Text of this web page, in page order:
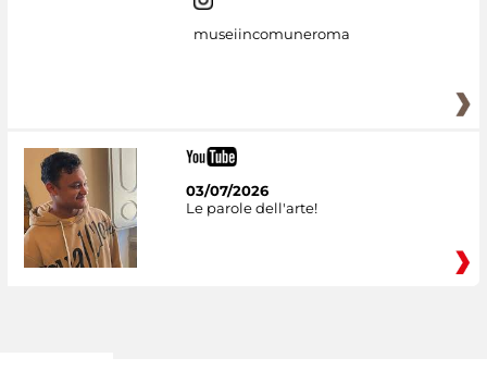
museiincomuneroma
03/07/2026
Le parole dell'arte!